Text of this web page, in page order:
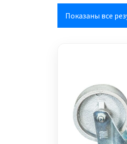
Показаны все